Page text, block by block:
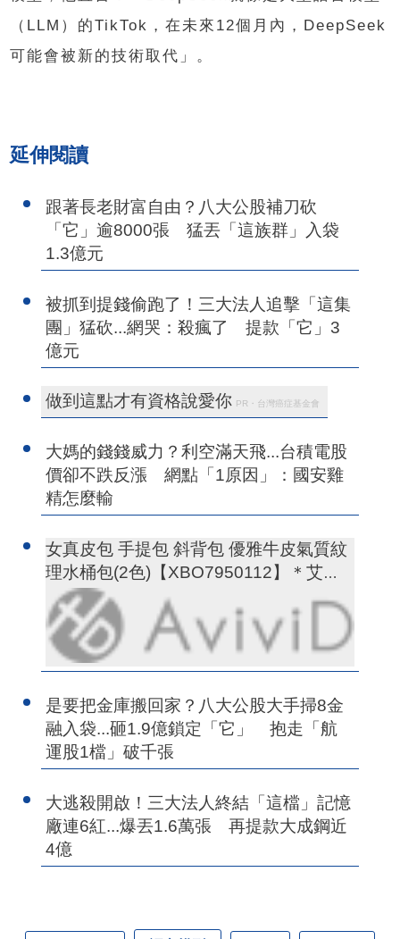
（LLM）的TikTok，在未來12個月內，DeepSeek
可能會被新的技術取代」。
延伸閱讀
跟著長老財富自由？八大公股補刀砍
「它」逾8000張 猛丟「這族群」入袋
1.3億元
被抓到提錢偷跑了！三大法人追擊「這集
團」猛砍...網哭：殺瘋了 提款「它」3
億元
做到這點才有資格說愛你 PR・台灣癌症基金會
大媽的錢錢威力？利空滿天飛...台積電股
價卻不跌反漲 網點「1原因」：國安雞
精怎麼輸
女真皮包 手提包 斜背包 優雅牛皮氣質紋
理水桶包(2色)【XBO7950112】＊艾美
時尚(現+預)
是要把金庫搬回家？八大公股大手掃8金
融入袋...砸1.9億鎖定「它」 抱走「航
運股1檔」破千張
大逃殺開啟！三大法人終結「這檔」記憶
廠連6紅...爆丟1.6萬張 再提款大成鋼近
4億